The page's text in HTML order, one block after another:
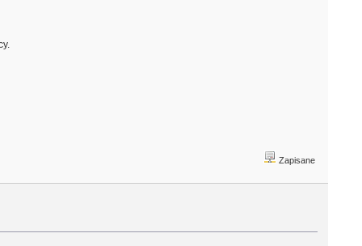
Zapisane